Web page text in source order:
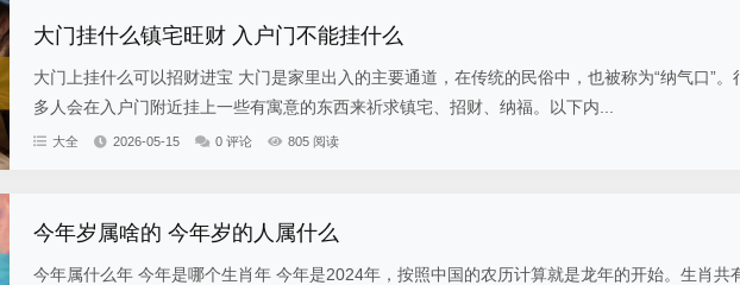
大门挂什么镇宅旺财 入户门不能挂什么
大门上挂什么可以招财进宝 大门是家里出入的主要通道，在传统的民俗中，也被称为“纳气口”。
多人会在入户门附近挂上一些有寓意的东西来祈求镇宅、招财、纳福。以下内...
大全 2026-05-15 0 评论 805 阅读
今年岁属啥的 今年岁的人属什么
今年属什么年 今年是哪个生肖年 今年是2024年，按照中国的农历计算就是龙年的开始。生肖共